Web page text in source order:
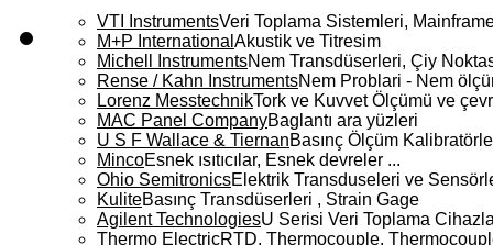
VTI InstrumentsVeri Toplama Sistemleri,
M+P International Akustik ve Titresim
Michell InstrumentsNem Transdüserleri, Çiy
Rense / Kahn InstrumentsNem Problari - Nem
Lorenz MesstechnikTork ve Kuvvet Ölçümü ve
MAC Panel CompanyBaglantı ara yüzleri
U S F Wallace & TiernanBasınç Ölçüm
MincoEsnek ısıtıcılar, Esnek devreler ...
Ohio SemitronicsElektrik Transduseleri ve
KuliteBasınç Transdüserleri , Strain Gage
Agilent TechnologiesU Serisi Veri Toplama
Thermo ElectricRTD, Thermocouple,